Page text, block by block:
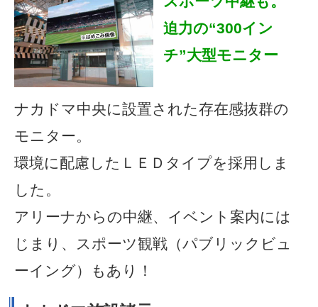
●全天候型の施設。
●気軽に集い、自由
な発想で使い方が
無限に広がる空
間。
●300インチの大型ビジョン
ベントと連動した利用が可能
●建物内にコンビニやカフェ